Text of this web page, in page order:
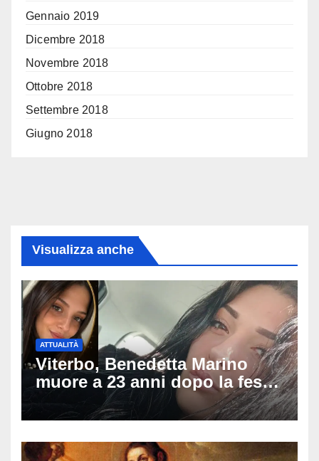
Gennaio 2019
Dicembre 2018
Novembre 2018
Ottobre 2018
Settembre 2018
Giugno 2018
Visualizza anche
ATTUALITÀ
Viterbo, Benedetta Marino
muore a 23 anni dopo la festa
di compleanno: trovata senza
vita nell’ex consorzio, è giallo